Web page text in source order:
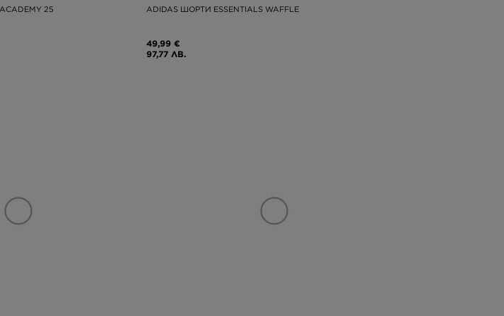
25 ADIDAS ШОРТИ ESSENTIALS WAFFLE
49,99 €
97,77 ЛВ.